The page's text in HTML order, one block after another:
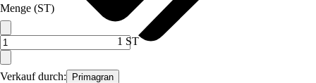
Verkauf durch: Primagran
Menge (ST)
1 ST